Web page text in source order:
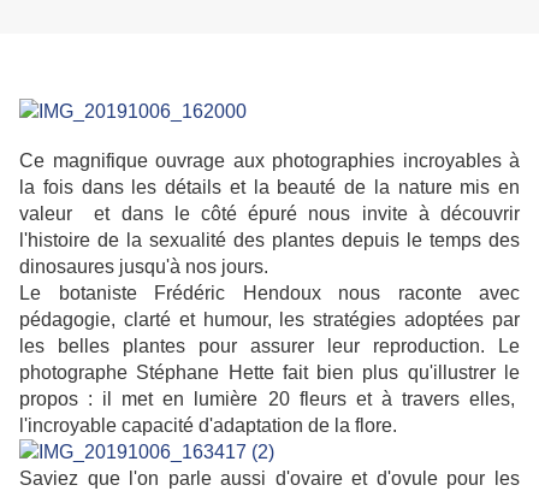
Ce magnifique ouvrage aux photographies incroyables à
la fois dans les détails et la beauté de la nature mis en
valeur et dans le côté épuré nous invite à découvrir
l'histoire de la sexualité des plantes depuis le temps des
dinosaures jusqu'à nos jours.
Le botaniste Frédéric Hendoux nous raconte avec
pédagogie, clarté et humour, les stratégies adoptées par
les belles plantes pour assurer leur reproduction. Le
photographe Stéphane Hette fait bien plus qu'illustrer le
propos : il met en lumière 20 fleurs et à travers elles,
l'incroyable capacité d'adaptation de la flore.
Saviez que l'on parle aussi d'ovaire et d'ovule pour les